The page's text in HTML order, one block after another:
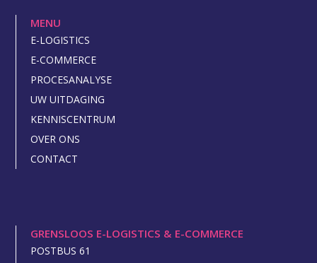
MENU
E-LOGISTICS
E-COMMERCE
PROCESANALYSE
UW UITDAGING
KENNISCENTRUM
OVER ONS
CONTACT
GRENSLOOS E-LOGISTICS & E-COMMERCE
POSTBUS 61